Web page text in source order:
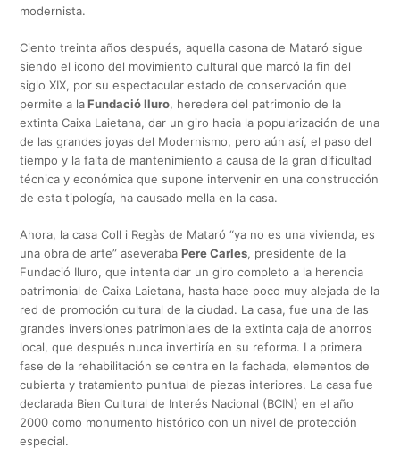
modernista.
Ciento treinta años después, aquella casona de Mataró sigue
siendo el icono del movimiento cultural que marcó la fin del
siglo XIX, por su espectacular estado de conservación que
permite a laFundació Iluro, heredera del patrimonio de la
extinta Caixa Laietana, dar un giro hacia la popularización de una
de las grandes joyas del Modernismo, pero aún así, el paso del
tiempo y la falta de mantenimiento a causa de la gran dificultad
técnica y económica que supone intervenir en una construcción
de esta tipología, ha causado mella en la casa.
Ahora, la casa Coll i Regàs de Mataró “ya no es una vivienda, es
una obra de arte” aseverabaPere Carles, presidente de la
Fundació Iluro, que intenta dar un giro completo a la herencia
patrimonial de Caixa Laietana, hasta hace poco muy alejada de la
red de promoción cultural de la ciudad. La casa, fue una de las
grandes inversiones patrimoniales de la extinta caja de ahorros
local, que después nunca invertiría en su reforma. La primera
fase de la rehabilitación se centra en la fachada, elementos de
cubierta y tratamiento puntual de piezas interiores. La casa fue
declarada Bien Cultural de Interés Nacional (BCIN) en el año
2000 como monumento histórico con un nivel de protección
especial.